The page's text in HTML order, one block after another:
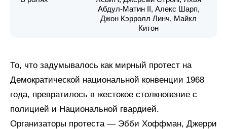
Абдул-Матин II, Алекс Шарп,
Джон Кэрролл Линч, Майкл
Китон
То, что задумывалось как мирный протест на
Демократической национальной конвенции 1968
года, превратилось в жестокое столкновение с
полицией и Национальной гвардией.
Организаторы протеста — Эбби Хоффман, Джерри